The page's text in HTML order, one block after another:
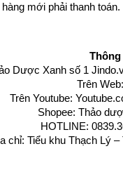
mới phải thanh
Dược Xanh số 1
Trên
Trên Youtube:
Shopee: Thảo
HOTLINE:
chỉ: Tiểu khu Thạch Lý